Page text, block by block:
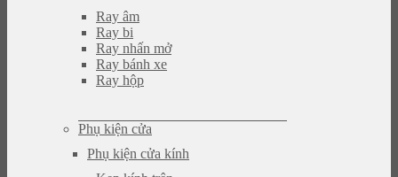
Ray âm
Ray bi
Ray nhấn mở
Ray bánh xe
Ray hộp
Phụ kiện cửa
Phụ kiện cửa kính